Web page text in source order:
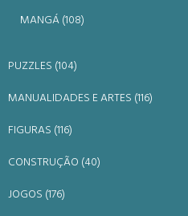
MANGÁ (108)
PUZZLES (104)
MANUALIDADES E ARTES (116)
FIGURAS (116)
CONSTRUÇÃO (40)
JOGOS (176)